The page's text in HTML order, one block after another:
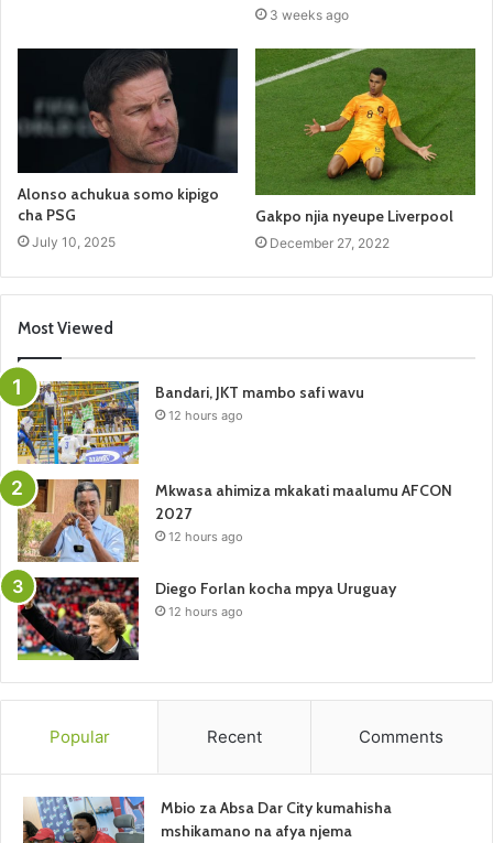
3 weeks ago
Alonso achukua somo kipigo
cha PSG
July 10, 2025
Gakpo njia nyeupe Liverpool
December 27, 2022
Most Viewed
Bandari, JKT mambo safi wavu
12 hours ago
Mkwasa ahimiza mkakati maalumu AFCON
2027
12 hours ago
Diego Forlan kocha mpya Uruguay
12 hours ago
Popular Recent Comments
Mbio za Absa Dar City kumahisha
mshikamano na afya njema